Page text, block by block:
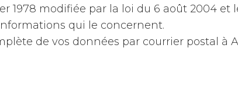
modifiée par la loi du 6 août 2004 et
qui le concernent.
de vos données par courrier postal à